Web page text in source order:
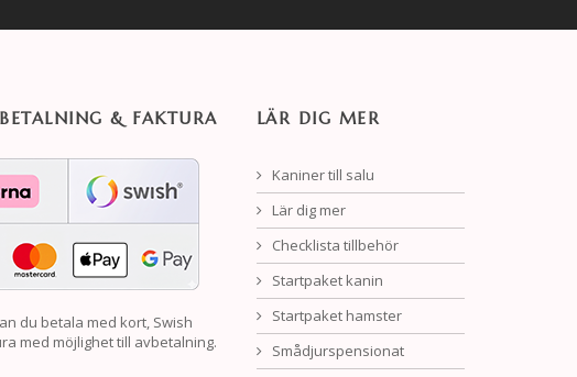
& FAKTURA
du betala med kort, Swish
med möjlighet till avbetalning.
LÄR DIG MER
Kaniner till salu
Lär dig mer
Checklista tillbehör
Startpaket kanin
Startpaket hamster
Smådjurspensionat